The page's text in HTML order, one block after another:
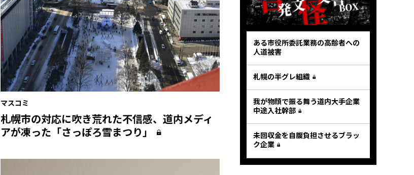
マスコミ
札幌市の対応に吹き荒れた不信感、道内メディ
アが凍った「さっぽろ雪まつり」
ある市役所委託業務の高齢者への
人道被害
札幌の半グレ組織
我が物顔で振る舞う道内大手企業
中途入社幹部
未回収金を自腹負担させるブラッ
ク企業